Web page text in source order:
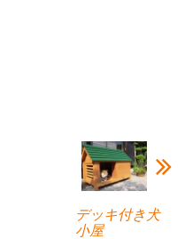
デッキ付き犬
小屋